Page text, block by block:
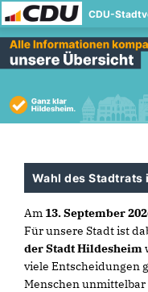
CDU-
Wahl des Stadtrats
Am 13. September
Für unsere Stadt ist
der Stadt Hildesheim
viele Entscheidungen
Menschen